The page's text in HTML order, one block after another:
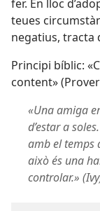
fer. En lloc
teues
negatius, tracta
Principi bíblic:
content» (
«Una amiga
d’estar a
amb el temps
això és una
controlar.»